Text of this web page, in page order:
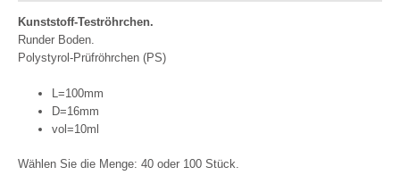
Kunststoff-Teströhrchen.
Runder Boden.
Polystyrol-Prüfröhrchen (PS)
L=100mm
D=16mm
vol=10ml
Wählen Sie die Menge: 40 oder 100 Stück.